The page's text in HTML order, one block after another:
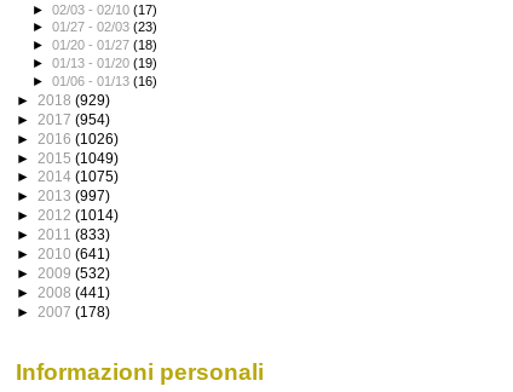
►02/03 - 02/10(17)
►01/27 - 02/03(23)
►01/20 - 01/27(18)
►01/13 - 01/20(19)
►01/06 - 01/13(16)
► 2018 (929)
► 2017 (954)
► 2016 (1026)
► 2015 (1049)
► 2014 (1075)
► 2013 (997)
► 2012 (1014)
► 2011 (833)
► 2010 (641)
► 2009 (532)
► 2008 (441)
► 2007 (178)
Informazioni personali